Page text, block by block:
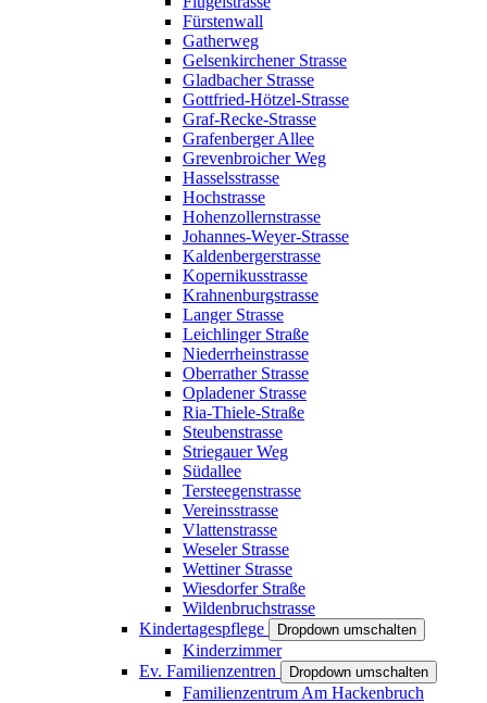
Fürstenwall
Gatherweg
Gelsenkirchener Strasse
Gladbacher Strasse
Gottfried-Hötzel-Strasse
Graf-Recke-Strasse
Grafenberger Allee
Grevenbroicher Weg
Hasselsstrasse
Hochstrasse
Hohenzollernstrasse
Johannes-Weyer-Strasse
Kaldenbergerstrasse
Kopernikusstrasse
Krahnenburgstrasse
Langer Strasse
Leichlinger Straße
Niederrheinstrasse
Oberrather Strasse
Opladener Strasse
Ria-Thiele-Straße
Steubenstrasse
Striegauer Weg
Südallee
Tersteegenstrasse
Vereinsstrasse
Vlattenstrasse
Weseler Strasse
Wettiner Strasse
Wiesdorfer Straße
Wildenbruchstrasse
Kindertagespflege
Dropdown umschalten
Kinderzimmer
Ev. Familienzentren
Dropdown umschalten
Familienzentrum Am Hackenbruch